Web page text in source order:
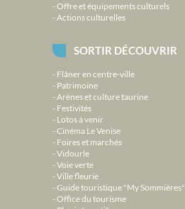
Offre et équipements culturels
Actions culturelles
SORTIR DÉCOUVRIR
Flâner en centre-ville
Patrimoine
Arènes et culture taurine
Festivités
Lotos à venir
Cinéma Le Venise
Foires et marchés
Vidourle
Voie verte
Ville fleurie
Guide touristique "My Sommières"
Office du tourisme